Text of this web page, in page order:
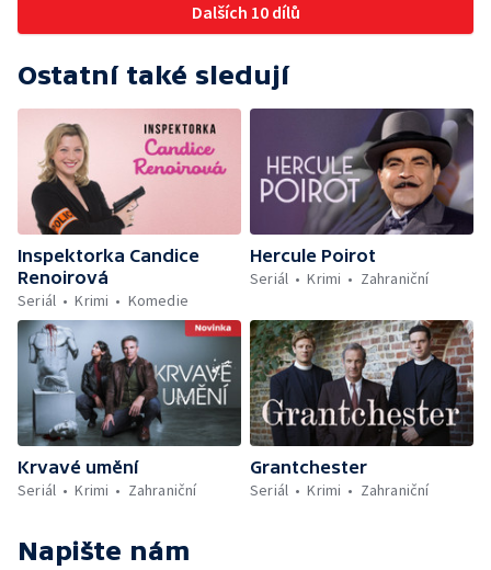
Dalších 10 dílů
Ostatní také sledují
Inspektorka Candice
Renoirová
Seriál
Krimi Komedie
Hercule Poirot
Seriál
Krimi Zahraniční
Krvavé umění
Seriál
Krimi Zahraniční
Grantchester
Seriál
Krimi Zahraniční
Napište nám